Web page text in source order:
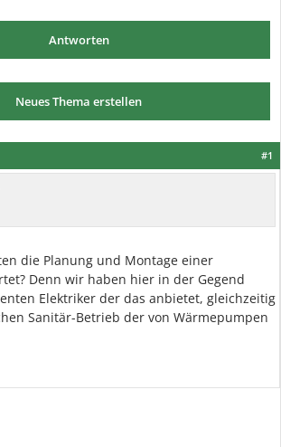
Antworten
Neues Thema erstellen
#1
die Planung und Montage einer
Denn wir haben hier in der Gegend
Elektriker der das anbietet, gleichzeitig
Sanitär-Betrieb der von Wärmepumpen